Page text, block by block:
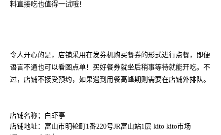
料直接吃也值得一试哦！
令人开心的是，店铺采用在发券机购买餐券的形式进行点餐，即便
语言不通也可以看图点单！买好餐券就坐后稍事等待就能开吃。不
过，店铺不接受预约，如果遇到用餐高峰期则需要在店铺外排队。
店铺名称；白虾亭
店铺地址：富山市明轮町1番220号JR富山站1层 kito kito市场